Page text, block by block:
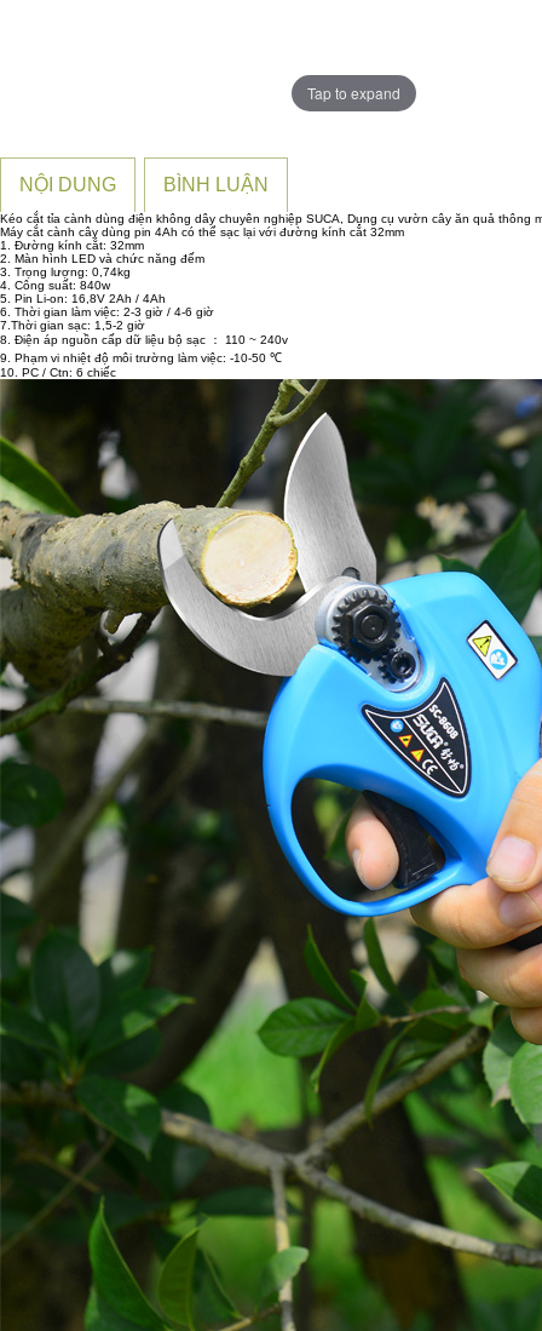
Tap to expand
NỘI DUNG BÌNH LUẬN
Kéo cắt tỉa cành dùng điện không dây chuyên nghiệp SUCA, Dụng cụ vườn cây ăn quả thông
Máy cắt cành cây dùng pin 4Ah có thể sạc lại với đường kính cắt 32mm
1. Đường kính cắt: 32mm
2. Màn hình LED và chức năng đếm
3. Trọng lượng: 0,74kg
4. Công suất: 840w
5. Pin Li-on: 16,8V 2Ah / 4Ah
6. Thời gian làm việc: 2-3 giờ / 4-6 giờ
7.Thời gian sạc: 1,5-2 giờ
8. Điện áp nguồn cấp dữ liệu bộ sạc ： 110 ~ 240v
9. Phạm vi nhiệt độ môi trường làm việc: -10-50 ℃
10. PC / Ctn: 6 chiếc